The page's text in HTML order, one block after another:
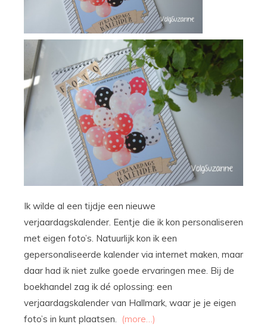
Ik wilde al een tijdje een nieuwe
verjaardagskalender. Eentje die ik kon personaliseren
met eigen foto’s. Natuurlijk kon ik een
gepersonaliseerde kalender via internet maken, maar
daar had ik niet zulke goede ervaringen mee. Bij de
boekhandel zag ik dé oplossing: een
verjaardagskalender van Hallmark, waar je je eigen
foto’s in kunt plaatsen. (more…)